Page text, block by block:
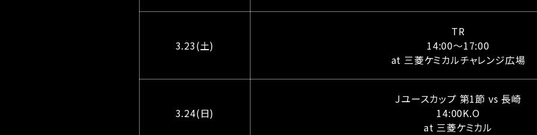
3.23(土)
TR
14:00〜17:00
at 三菱ケミカルチャレンジ広場
3.24(日)
Jユースカップ 第1節 vs 長崎
14:00K.O
at 三菱ケミカル